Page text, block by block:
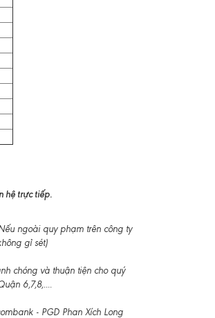
hệ trực tiếp.
ngoài quy phạm trên công ty
gỉ sét)
chóng và thuận tiện cho quý
6,7,8,....
- PGD Phan Xích Long